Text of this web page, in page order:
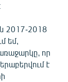
2017-2018
եմ,
որ
է